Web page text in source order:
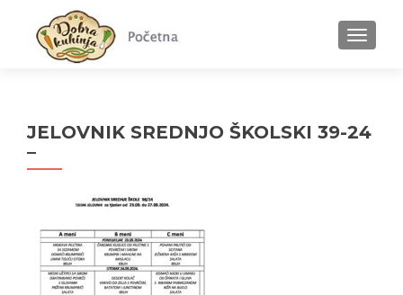
MENU
JELOVNIK SREDNJO ŠKOLSKI 39-24
–